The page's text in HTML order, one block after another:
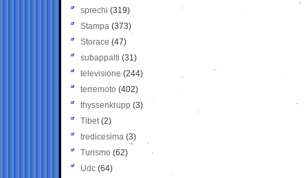
sprechi (319)
Stampa (373)
Storace (47)
subappalti (31)
televisione(244)
terremoto (402)
thyssenkrupp (3)
Tibet(2)
tredicesima (3)
Turismo (62)
Udc (64)